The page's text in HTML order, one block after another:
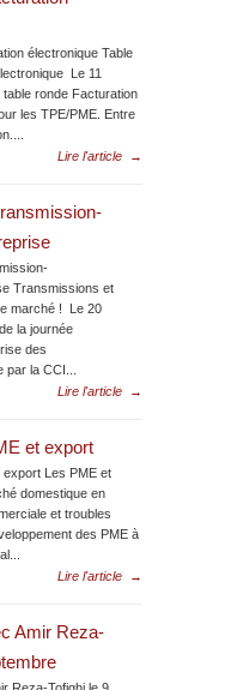
électronique Table
Le 11
table ronde Facturation
les TPE/PME. Entre
Lire l'article
→
Transmissions et
marché ! Le 20
la journée
des
la CCI...
Lire l'article
→
et export
export Les PME et
domestique en
et troubles
des PME à
Lire l'article
→
Amir Reza-